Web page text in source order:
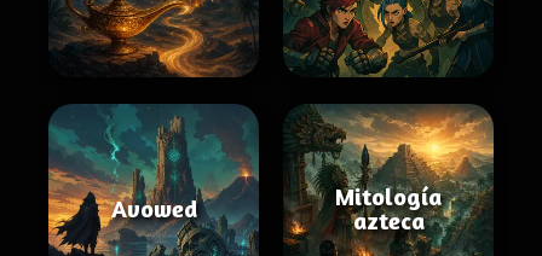
Avowed
Mitología
azteca